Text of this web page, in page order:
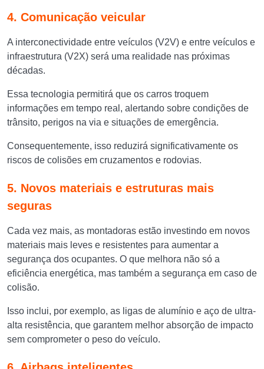
4. Comunicação veicular
A interconectividade entre veículos (V2V) e entre veículos e
infraestrutura (V2X) será uma realidade nas próximas
décadas.
Essa tecnologia permitirá que os carros troquem
informações em tempo real, alertando sobre condições de
trânsito, perigos na via e situações de emergência.
Consequentemente, isso reduzirá significativamente os
riscos de colisões em cruzamentos e rodovias.
5. Novos materiais e estruturas mais
seguras
Cada vez mais, as montadoras estão investindo em novos
materiais mais leves e resistentes para aumentar a
segurança dos ocupantes. O que melhora não só a
eficiência energética, mas também a segurança em caso de
colisão.
Isso inclui, por exemplo, as ligas de alumínio e aço de ultra-
alta resistência, que garantem melhor absorção de impacto
sem comprometer o peso do veículo.